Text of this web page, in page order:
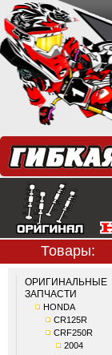
Товары:
ОРИГИНАЛЬНЫЕ
ЗАПЧАСТИ
HONDA
CR125R
CRF250R
2004